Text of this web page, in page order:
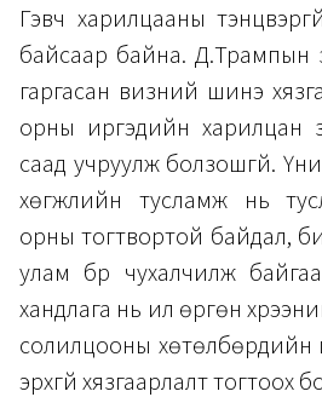
Гэвч харилцааны
байсаар байна. Д.Трампын
гаргасан визний шинэ
орны иргэдийн харилцан
саад учруулж болзошгүй.
хөгжлийн тусламж нь
орны тогтвортой байдал,
улам бүр чухалчилж
хандлага нь илүү өргөн
солилцооны
эрхгүй хязгаарлалт тогтоох